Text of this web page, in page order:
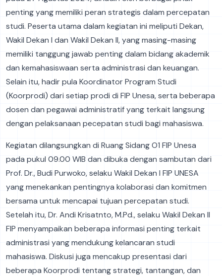
penting yang memiliki peran strategis dalam percepatan
studi. Peserta utama dalam kegiatan ini meliputi Dekan,
Wakil Dekan I dan Wakil Dekan II, yang masing-masing
memiliki tanggung jawab penting dalam bidang akademik
dan kemahasiswaan serta administrasi dan keuangan.
Selain itu, hadir pula Koordinator Program Studi
(Koorprodi) dari setiap prodi di FIP Unesa, serta beberapa
dosen dan pegawai administratif yang terkait langsung
dengan pelaksanaan pecepatan studi bagi mahasiswa.
Kegiatan dilangsungkan di Ruang Sidang O1 FIP Unesa
pada pukul 09.00 WIB dan dibuka dengan sambutan dari
Prof. Dr., Budi Purwoko, selaku Wakil Dekan I FIP UNESA
yang menekankan pentingnya kolaborasi dan komitmen
bersama untuk mencapai tujuan percepatan studi.
Setelah itu, Dr. Andi Krisatnto, M.Pd., selaku Wakil Dekan II
FIP menyampaikan beberapa informasi penting terkait
administrasi yang mendukung kelancaran studi
mahasiswa. Diskusi juga mencakup presentasi dari
beberapa Koorprodi tentang strategi, tantangan, dan